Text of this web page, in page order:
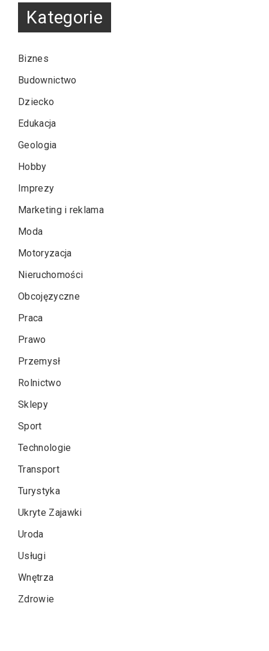
Kategorie
Biznes
Budownictwo
Dziecko
Edukacja
Geologia
Hobby
Imprezy
Marketing i reklama
Moda
Motoryzacja
Nieruchomości
Obcojęzyczne
Praca
Prawo
Przemysł
Rolnictwo
Sklepy
Sport
Technologie
Transport
Turystyka
Ukryte Zajawki
Uroda
Usługi
Wnętrza
Zdrowie